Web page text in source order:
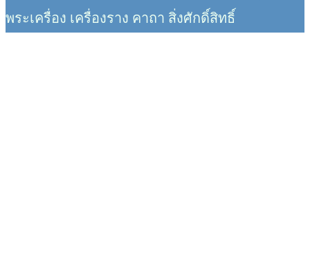
พระเครื่อง เครื่องราง คาถา สิ่งศักดิ์สิทธิ์